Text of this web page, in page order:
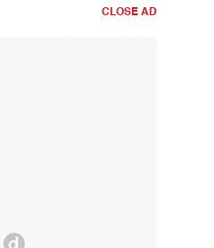
CLOSE AD